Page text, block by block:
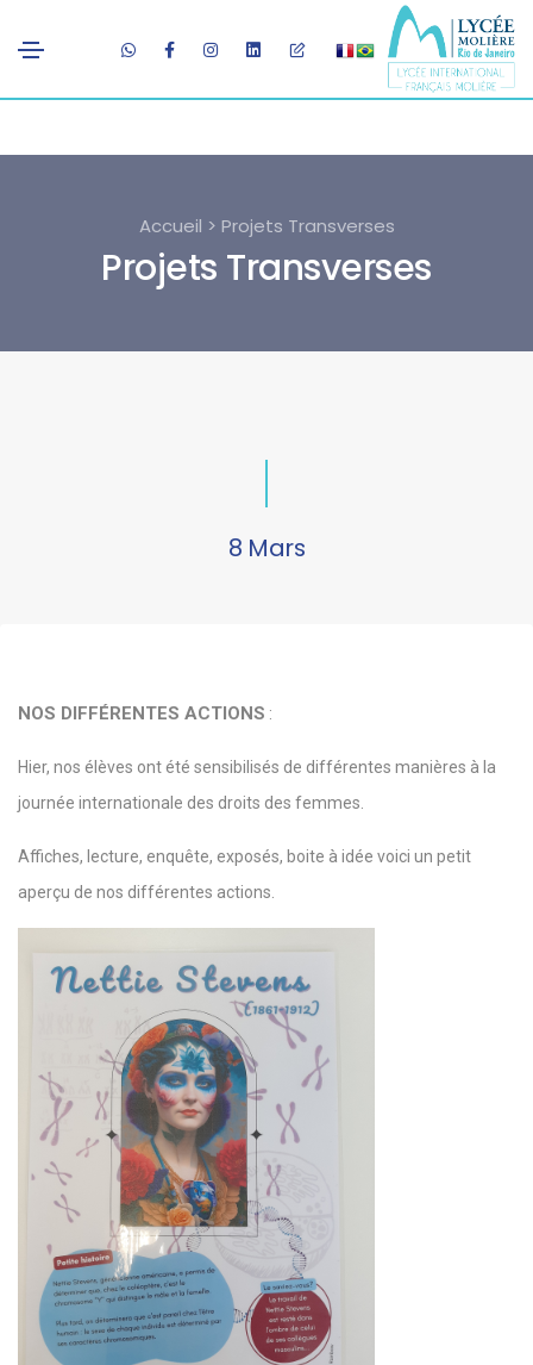
Accueil > Projets Transverses
Projets Transverses
8 Mars
NOS DIFFÉRENTES ACTIONS :
Hier, nos élèves ont été sensibilisés de différentes manières à la
journée internationale des droits des femmes.
Affiches, lecture, enquête, exposés, boite à idée voici un petit
aperçu de nos différentes actions.